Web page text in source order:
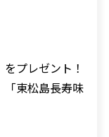
プレゼント！
「東松島長寿味